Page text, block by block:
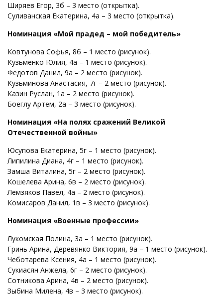
Ширяев Егор, 3б – 3 место (открытка).
Суливанская Екатерина, 4а – 3 место (открытка).
Номинация «Мой прадед – мой победитель»
Ковтунова Софья, 8б – 1 место (рисунок).
Кузьменко Юлия, 4а – 1 место (рисунок).
Федотов Данил, 9а – 2 место (рисунок).
Кузьминова Анастасия, 7г – 2 место (рисунок).
Казин Руслан, 1а – 2 место (рисунок).
Боеглу Артем, 2а – 3 место (рисунок).
Номинация «На полях сражений Великой
Отечественной войны»
Юсупова Екатерина, 5г – 1 место (рисунок).
Липилина Диана, 4г – 1 место (рисунок).
Замша Виталина, 5г – 2 место (рисунок).
Кошелева Арина, 6в – 2 место (рисунок).
Лемзяков Павел, 4а – 2 место (рисунок).
Комисаров Данил, 1в – 3 место (рисунок).
Номинация «Военные профессии»
Лукомская Полина, 3а – 1 место (рисунок).
Гринь Арина, Деревянко Виктория, 9а – 1 место (рисунок).
Чеботарева Ксения, 4а – 1 место (рисунок).
Сукиасян Анжела, 6г – 2 место (рисунок).
Сотникова Арина, 4в – 2 место (рисунок).
Зыбина Милена, 4в – 3 место (рисунок).